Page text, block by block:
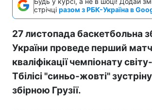
стрічці разом з РБК-Україна в
27 листопада баскетбольна
України проведе перший матч
кваліфікації чемпіонату
Тбілісі "синьо-жовті"
збірною Грузії.